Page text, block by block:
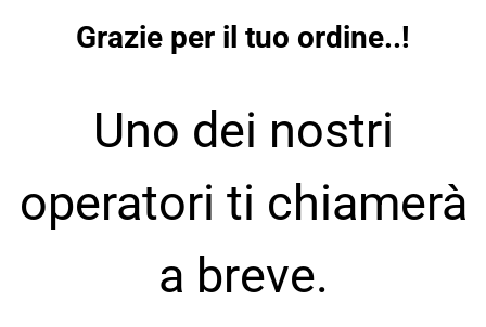
Grazie per il tuo ordine..!
Uno dei nostri
operatori ti chiamerà
a breve.